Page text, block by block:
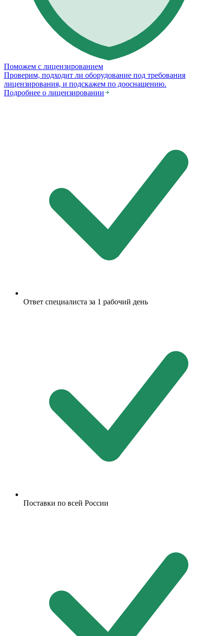
Поможем с лицензированием
Проверим, подходит ли оборудование под требования
лицензирования, и подскажем по дооснащению.
Подробнее о лицензировании
Ответ специалиста за 1 рабочий день
Поставки по всей России